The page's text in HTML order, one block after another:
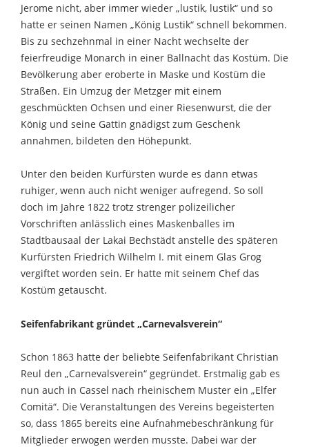
Jerome nicht, aber immer wieder „lustik, lustik“ und so
hatte er seinen Namen „König Lustik“ schnell bekommen.
Bis zu sechzehnmal in einer Nacht wechselte der
feierfreudige Monarch in einer Ballnacht das Kostüm. Die
Bevölkerung aber eroberte in Maske und Kostüm die
Straßen. Ein Umzug der Metzger mit einem
geschmückten Ochsen und einer Riesenwurst, die der
König und seine Gattin gnädigst zum Geschenk
annahmen, bildeten den Höhepunkt.
Unter den beiden Kurfürsten wurde es dann etwas
ruhiger, wenn auch nicht weniger aufregend. So soll
doch im Jahre 1822 trotz strenger polizeilicher
Vorschriften anlässlich eines Maskenballes im
Stadtbausaal der Lakai Bechstädt anstelle des späteren
Kurfürsten Friedrich Wilhelm I. mit einem Glas Grog
vergiftet worden sein. Er hatte mit seinem Chef das
Kostüm getauscht.
Seifenfabrikant gründet „Carnevalsverein“
Schon 1863 hatte der beliebte Seifenfabrikant Christian
Reul den „Carnevalsverein“ gegründet. Erstmalig gab es
nun auch in Cassel nach rheinischem Muster ein „Elfer
Comitä“. Die Veranstaltungen des Vereins begeisterten
so, dass 1865 bereits eine Aufnahmebeschränkung für
Mitglieder erwogen werden musste. Dabei war der